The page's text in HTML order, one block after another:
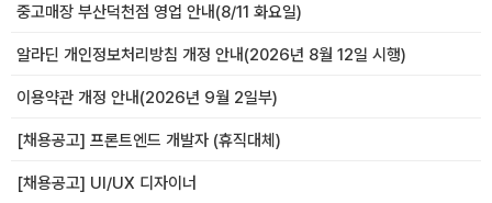
중고매장 부산덕천점 영업 안내(8/11 화요일)
알라딘 개인정보처리방침 개정 안내(2026년 8월 12일 시행)
이용약관 개정 안내(2026년 9월 2일부)
[채용공고] 프론트엔드 개발자 (휴직대체)
[채용공고] UI/UX 디자이너